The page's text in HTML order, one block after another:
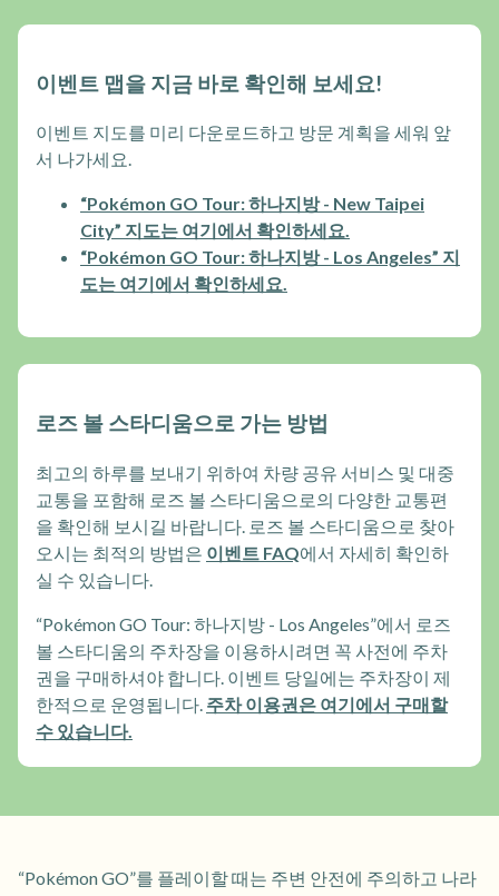
이벤트 맵을 지금 바로 확인해 보세요!
이벤트 지도를 미리 다운로드하고 방문 계획을 세워 앞
서 나가세요.
“Pokémon GO Tour: 하나지방 - New Taipei
City” 지도는 여기에서 확인하세요.
“Pokémon GO Tour: 하나지방 - Los Angeles” 지
도는 여기에서 확인하세요.
로즈 볼 스타디움으로 가는 방법
최고의 하루를 보내기 위하여 차량 공유 서비스 및 대중
교통을 포함해 로즈 볼 스타디움으로의 다양한 교통편
을 확인해 보시길 바랍니다. 로즈 볼 스타디움으로 찾아
오시는 최적의 방법은 이벤트 FAQ에서 자세히 확인하
실 수 있습니다.
“Pokémon GO Tour: 하나지방 - Los Angeles”에서 로즈
볼 스타디움의 주차장을 이용하시려면 꼭 사전에 주차
권을 구매하셔야 합니다. 이벤트 당일에는 주차장이 제
한적으로 운영됩니다. 주차 이용권은 여기에서 구매할
수 있습니다.
“Pokémon GO”를 플레이할 때는 주변 안전에 주의하고 나라